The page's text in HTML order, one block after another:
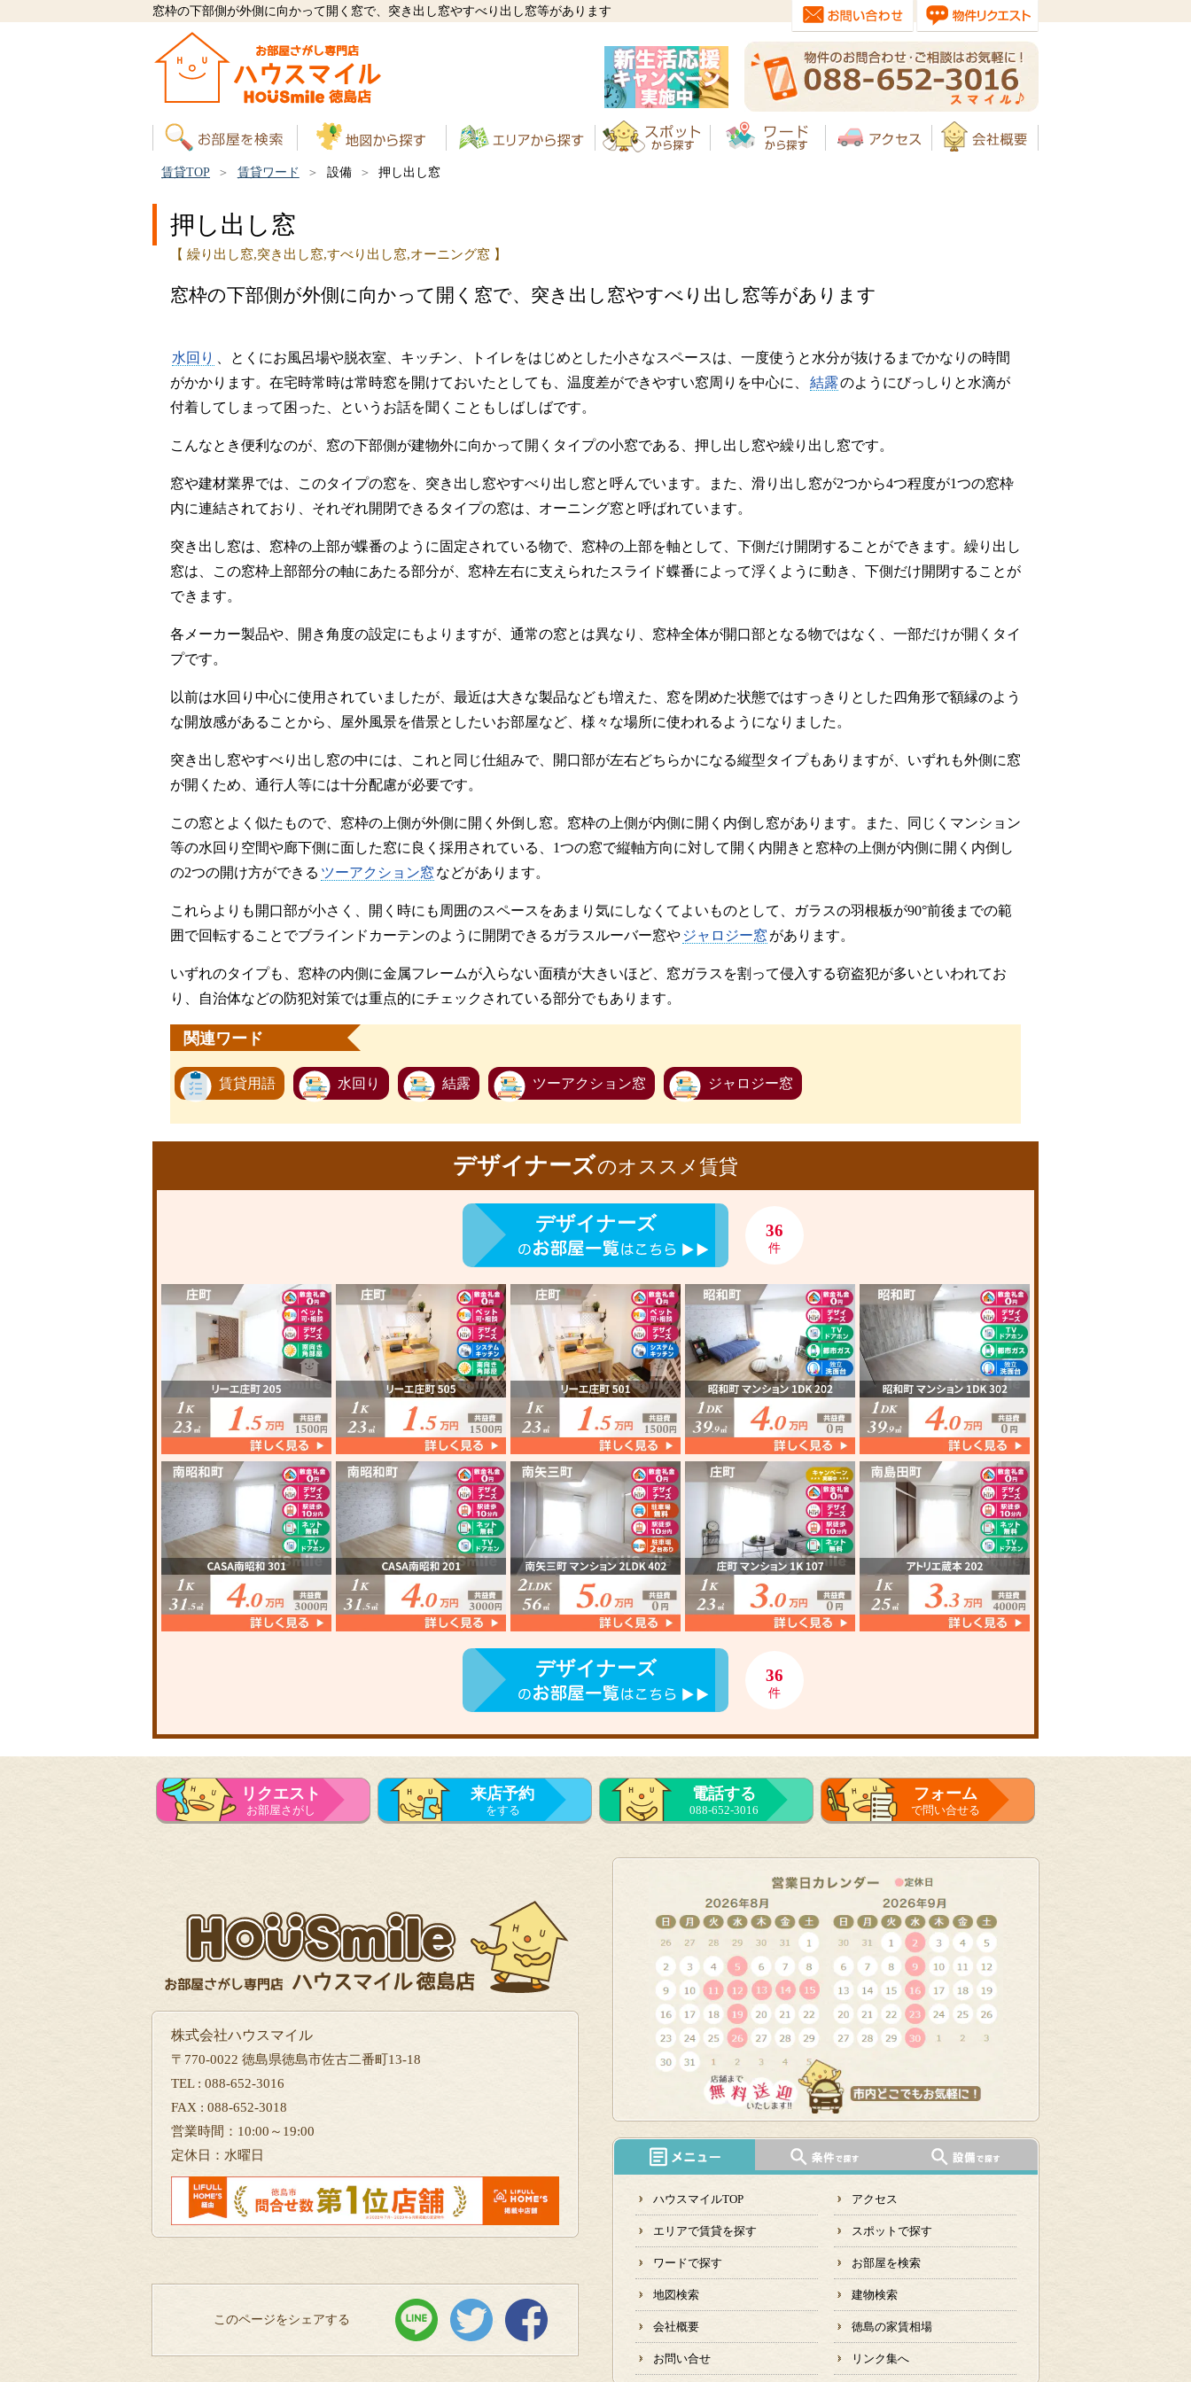
窓枠の下部側が外側に向かって開く窓で、突き出し窓やすべり出し窓等があります
賃貸TOP 賃貸ワード 設備 押し出し窓
押し出し窓
【 繰り出し窓,突き出し窓,すべり出し窓,オーニング窓 】
窓枠の下部側が外側に向かって開く窓で、突き出し窓やすべり出し窓等があります
水回り
、とくにお風呂場や脱衣室、キッチン、トイレをはじめとした小さなスペースは、一度使うと水分が抜けるまでかなりの時間
がかかります。在宅時常時は常時窓を開けておいたとしても、温度差ができやすい窓周りを中心に、
結露のようにびっしりと水滴が
付着してしまって困った、というお話を聞くこともしばしばです。
こんなとき便利なのが、窓の下部側が建物外に向かって開くタイプの小窓である、押し出し窓や繰り出し窓です。
窓や建材業界では、このタイプの窓を、突き出し窓やすべり出し窓と呼んでいます。また、滑り出し窓が2つから4つ程度が1つの窓枠
内に連結されており、それぞれ開閉できるタイプの窓は、オーニング窓と呼ばれています。
突き出し窓は、窓枠の上部が蝶番のように固定されている物で、窓枠の上部を軸として、下側だけ開閉することができます。繰り出し
窓は、この窓枠上部部分の軸にあたる部分が、窓枠左右に支えられたスライド蝶番によって浮くように動き、下側だけ開閉することが
できます。
各メーカー製品や、開き角度の設定にもよりますが、通常の窓とは異なり、窓枠全体が開口部となる物ではなく、一部だけが開くタイ
プです。
以前は水回り中心に使用されていましたが、最近は大きな製品なども増えた、窓を閉めた状態ではすっきりとした四角形で額縁のよう
な開放感があることから、屋外風景を借景としたいお部屋など、様々な場所に使われるようになりました。
突き出し窓やすべり出し窓の中には、これと同じ仕組みで、開口部が左右どちらかになる縦型タイプもありますが、いずれも外側に窓
が開くため、通行人等には十分配慮が必要です。
この窓とよく似たもので、窓枠の上側が外側に開く外倒し窓。窓枠の上側が内側に開く内倒し窓があります。また、同じくマンション
等の水回り空間や廊下側に面した窓に良く採用されている、1つの窓で縦軸方向に対して開く内開きと窓枠の上側が内側に開く内倒し
の2つの開け方ができる ツーアクション窓 などがあります。
これらよりも開口部が小さく、開く時にも周囲のスペースをあまり気にしなくてよいものとして、ガラスの羽根板が90°前後までの範
囲で回転することでブラインドカーテンのように開閉できるガラスルーバー窓や ジャロジー窓 があります。
いずれのタイプも、窓枠の内側に金属フレームが入らない面積が大きいほど、窓ガラスを割って侵入する窃盗犯が多いといわれてお
り、自治体などの防犯対策では重点的にチェックされている部分でもあります。
関連ワード
賃貸用語 水回り 結露 ツーアクション窓 ジャロジー窓
デザイナーズのオススメ賃貸
デザイナーズ 36
件
デザイナーズ 36
件
リクエスト
お部屋さがし
来店予約
をする
電話する
088-652-3016
フォーム
で問い合せる
株式会社ハウスマイル
〒770-0022 徳島県徳島市佐古二番町13-18
TEL : 088-652-3016
FAX : 088-652-3018
営業時間：10:00～19:00
定休日：水曜日
このページをシェアする
ハウスマイルTOP アクセス
エリアで賃貸を探す スポットで探す
ワードで探す お部屋を検索
地図検索 建物検索
会社概要 徳島の家賃相場
お問い合せ リンク集へ